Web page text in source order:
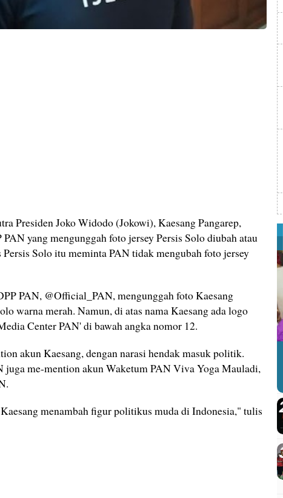
Presiden Joko Widodo (Jokowi), Kaesang Pangarep,
yang mengunggah foto jersey Persis Solo diubah atau
Solo itu meminta PAN tidak mengubah foto jersey
PAN, @Official_PAN, mengunggah foto Kaesang
warna merah. Namun, di atas nama Kaesang ada logo
Center PAN' di bawah angka nomor 12.
akun Kaesang, dengan narasi hendak masuk politik.
juga me-mention akun Waketum PAN Viva Yoga Mauladi,
menambah figur politikus muda di Indonesia," tulis